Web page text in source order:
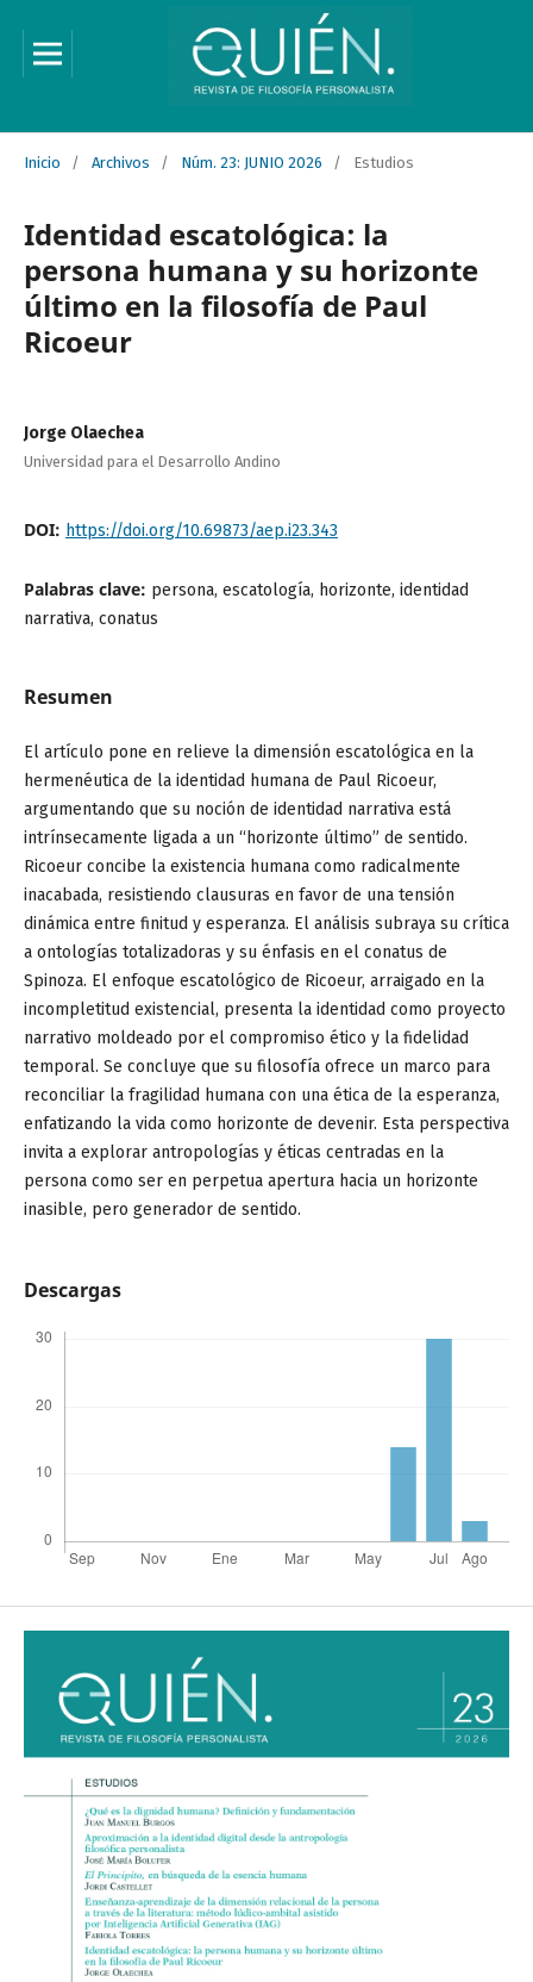
Inicio / Archivos / Núm. 23: JUNIO 2026 / Estudios
Identidad escatológica: la
persona humana y su horizonte
último en la filosofía de Paul
Ricoeur
Jorge Olaechea
Universidad para el Desarrollo Andino
DOI: https://doi.org/10.69873/aep.i23.343
Palabras clave: persona, escatología, horizonte, identidad
narrativa, conatus
Resumen
El artículo pone en relieve la dimensión escatológica en la
hermenéutica de la identidad humana de Paul Ricoeur,
argumentando que su noción de identidad narrativa está
intrínsecamente ligada a un “horizonte último” de sentido.
Ricoeur concibe la existencia humana como radicalmente
inacabada, resistiendo clausuras en favor de una tensión
dinámica entre finitud y esperanza. El análisis subraya su crítica
a ontologías totalizadoras y su énfasis en el conatus de
Spinoza. El enfoque escatológico de Ricoeur, arraigado en la
incompletitud existencial, presenta la identidad como proyecto
narrativo moldeado por el compromiso ético y la fidelidad
temporal. Se concluye que su filosofía ofrece un marco para
reconciliar la fragilidad humana con una ética de la esperanza,
enfatizando la vida como horizonte de devenir. Esta perspectiva
invita a explorar antropologías y éticas centradas en la
persona como ser en perpetua apertura hacia un horizonte
inasible, pero generador de sentido.
Descargas